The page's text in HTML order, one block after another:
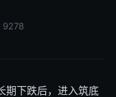
9278
期下跌后，进入筑底